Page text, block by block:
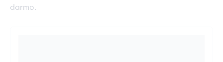
darmo.